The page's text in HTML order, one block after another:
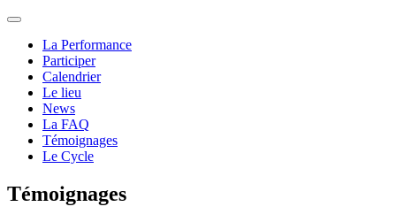
La Performance
Participer
Calendrier
Le lieu
News
La FAQ
Témoignages
Le Cycle
Témoignages